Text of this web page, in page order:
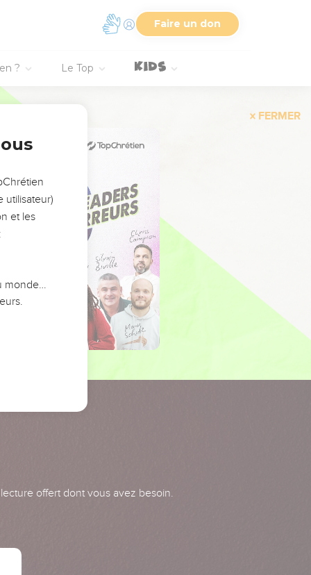
Faire un don
? Le Top
FERMER
offert dont vous avez besoin.
utilisateur)
et les
monde…